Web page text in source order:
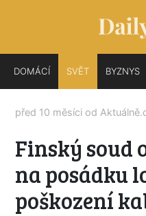
DOMÁCÍ SVĚT BYZNYS
před 10 měsíci od
Finský soud
na posádku
poškození